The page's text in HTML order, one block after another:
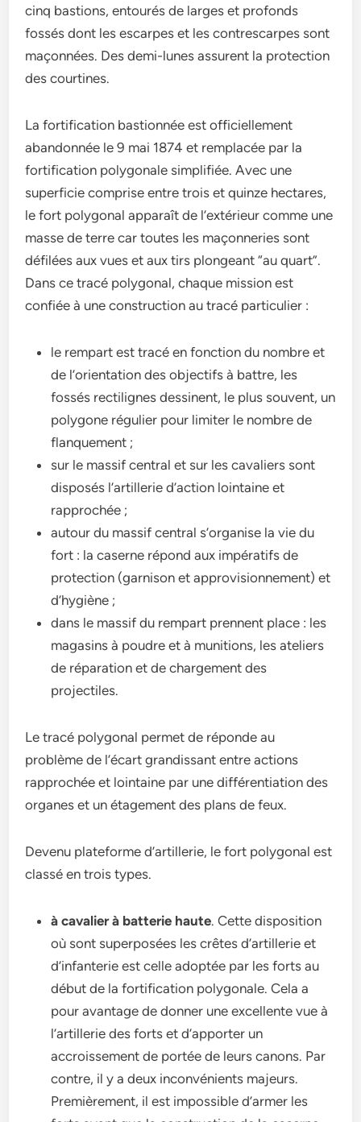
cinq bastions, entourés de larges et profonds
fossés dont les escarpes et les contrescarpes sont
maçonnées. Des demi-lunes assurent la protection
des courtines.
La fortification bastionnée est officiellement
abandonnée le 9 mai 1874 et remplacée par la
fortification polygonale simplifiée. Avec une
superficie comprise entre trois et quinze hectares,
le fort polygonal apparaît de l’extérieur comme une
masse de terre car toutes les maçonneries sont
défilées aux vues et aux tirs plongeant “au quart”.
Dans ce tracé polygonal, chaque mission est
confiée à une construction au tracé particulier :
le rempart est tracé en fonction du nombre et
de l’orientation des objectifs à battre, les
fossés rectilignes dessinent, le plus souvent, un
polygone régulier pour limiter le nombre de
flanquement ;
sur le massif central et sur les cavaliers sont
disposés l’artillerie d’action lointaine et
rapprochée ;
autour du massif central s’organise la vie du
fort : la caserne répond aux impératifs de
protection (garnison et approvisionnement) et
d’hygiène ;
dans le massif du rempart prennent place : les
magasins à poudre et à munitions, les ateliers
de réparation et de chargement des
projectiles.
Le tracé polygonal permet de réponde au
problème de l’écart grandissant entre actions
rapprochée et lointaine par une différentiation des
organes et un étagement des plans de feux.
Devenu plateforme d’artillerie, le fort polygonal est
classé en trois types.
à cavalier à batterie haute. Cette disposition
où sont superposées les crêtes d’artillerie et
d’infanterie est celle adoptée par les forts au
début de la fortification polygonale. Cela a
pour avantage de donner une excellente vue à
l’artillerie des forts et d’apporter un
accroissement de portée de leurs canons. Par
contre, il y a deux inconvénients majeurs.
Premièrement, il est impossible d’armer les